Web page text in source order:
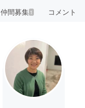
仲間募集 1 コメント